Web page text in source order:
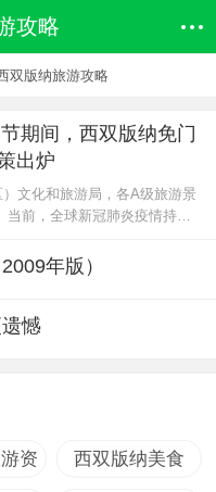
攻略
双版纳旅游攻略
期间，西双版纳免门
出炉
文化和旅游局，各A级旅游景
当前，全球新冠肺炎疫情持续
输入、内防反弹、严防外传”防
障人民群众身体健康...
年版）
憾
资
西双版纳美食